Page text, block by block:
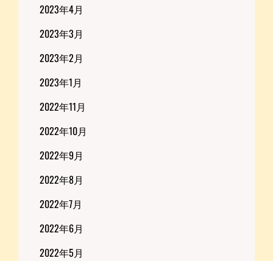
2023年4月
2023年3月
2023年2月
2023年1月
2022年11月
2022年10月
2022年9月
2022年8月
2022年7月
2022年6月
2022年5月